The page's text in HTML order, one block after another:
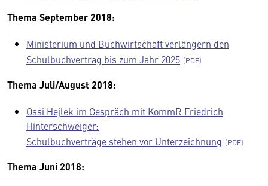
Thema September 2018:
Ministerium und Buchwirtschaft verlängern den
Schulbuchvertrag bis zum Jahr 2025
Thema Juli/August 2018:
Ossi Hejlek im Gespräch mit KommR Friedrich
Hinterschweiger:
Schulbuchverträge stehen vor Unterzeichnung
Thema Juni 2018: